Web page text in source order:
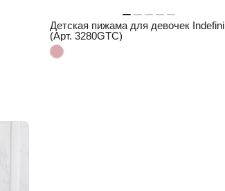
Детская пижама для девочек Indefini
(Арт. 3280GTC)